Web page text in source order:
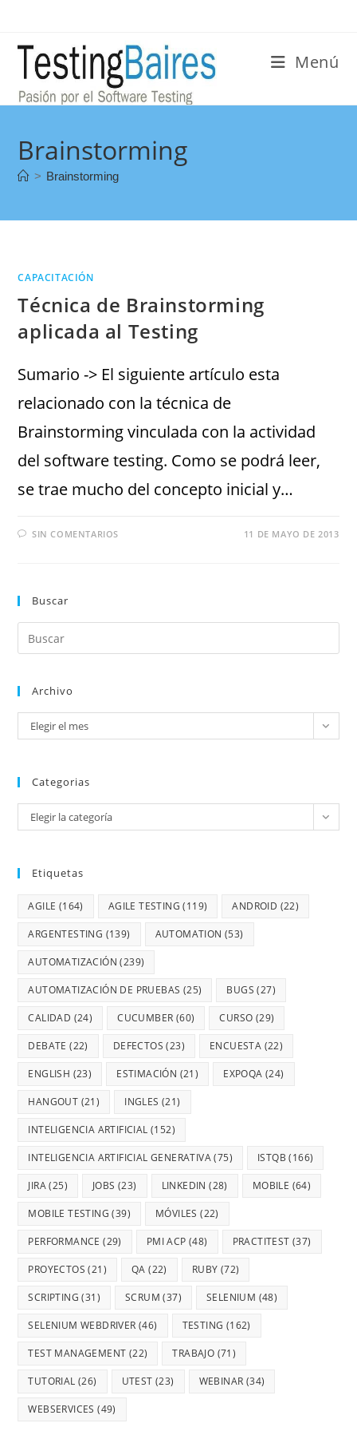
Menú
Brainstorming
> Brainstorming
CAPACITACIÓN
Técnica de Brainstorming
aplicada al Testing
Sumario -> El siguiente artículo esta
relacionado con la técnica de
Brainstorming vinculada con la actividad
del software testing. Como se podrá leer,
se trae mucho del concepto inicial y…
SIN COMENTARIOS 11 DE MAYO DE 2013
Buscar
Archivo
Elegir el mes
Categorias
Elegir la categoría
Etiquetas
AGILE (164) AGILE TESTING (119) ANDROID (22)
ARGENTESTING (139) AUTOMATION (53)
AUTOMATIZACIÓN (239)
AUTOMATIZACIÓN DE PRUEBAS (25) BUGS (27)
CALIDAD (24) CUCUMBER (60) CURSO (29)
DEBATE (22) DEFECTOS (23) ENCUESTA (22)
ENGLISH (23) ESTIMACIÓN (21) EXPOQA (24)
HANGOUT (21) INGLES (21)
INTELIGENCIA ARTIFICIAL (152)
INTELIGENCIA ARTIFICIAL GENERATIVA(75) ISTQB (166)
JIRA(25) JOBS (23) LINKEDIN (28) MOBILE (64)
MOBILE TESTING (39) MÓVILES (22)
PERFORMANCE (29) PMI ACP (48) PRACTITEST (37)
PROYECTOS (21) QA (22) RUBY (72)
SCRIPTING (31) SCRUM (37) SELENIUM (48)
SELENIUM WEBDRIVER (46) TESTING (162)
TEST MANAGEMENT (22) TRABAJO (71)
TUTORIAL (26) UTEST (23) WEBINAR (34)
WEBSERVICES (49)